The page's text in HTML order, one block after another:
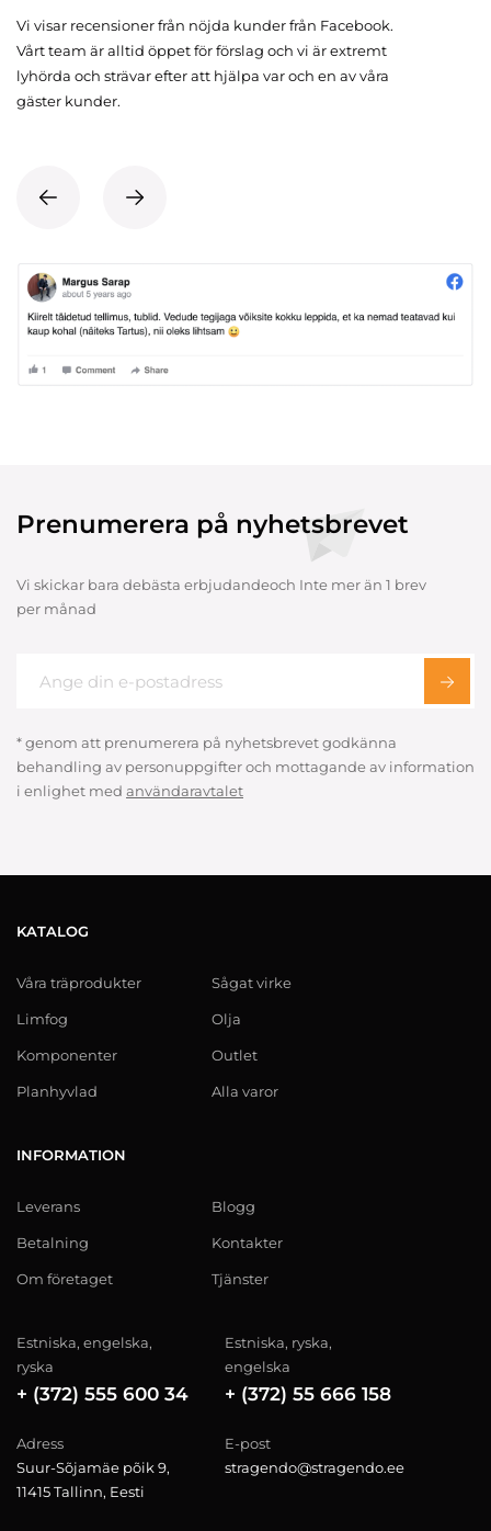
Vi visar recensioner från nöjda kunder från Facebook.
Vårt team är alltid öppet för förslag och vi är extremt
lyhörda och strävar efter att hjälpa var och en av våra
gäster kunder.
Prenumerera på nyhetsbrevet
Vi skickar bara debästa erbjudandeoch Inte mer än 1 brev
per månad
* genom att prenumerera på nyhetsbrevet godkänna
behandling av personuppgifter och mottagande av information
i enlighet med användaravtalet
KATALOG
Våra träprodukter
Limfog
Komponenter
Planhyvlad
Sågat virke
Olja
Outlet
Alla varor
INFORMATION
Leverans
Betalning
Om företaget
Blogg
Kontakter
Tjänster
Estniska, engelska,
ryska
+ (372) 555 600 34
Estniska, ryska,
engelska
+ (372) 55 666 158
Adress
Suur-Sõjamäe põik 9,
11415 Tallinn, Eesti
E-post
stragendo@stragendo.ee